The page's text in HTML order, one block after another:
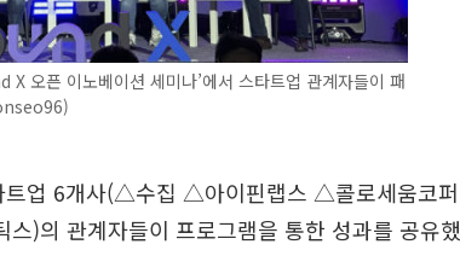
오픈 이노베이션 세미나’에서 스타트업 관계자들이 패
트업 6개사(△수집 △아이핀랩스 △콜로세움코퍼
)의 관계자들이 프로그램을 통한 성과를 공유했